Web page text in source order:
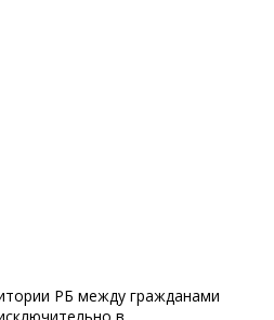
РБ между гражданами
в